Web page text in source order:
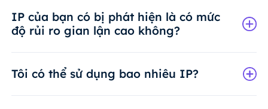
IP của bạn có bị phát hiện là có mức
độ rủi ro gian lận cao không?
Tôi có thể sử dụng bao nhiêu IP?